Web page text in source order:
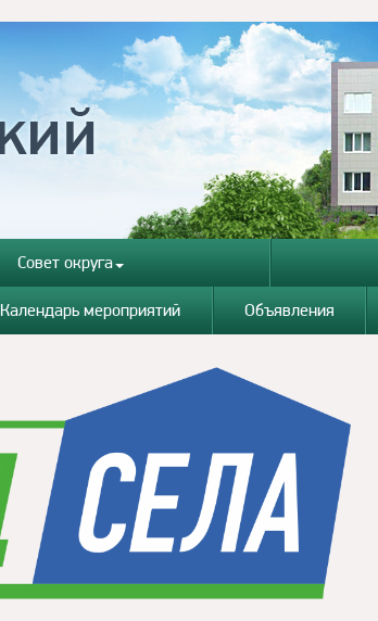
Совет округа
Календарь мероприятий Объявления